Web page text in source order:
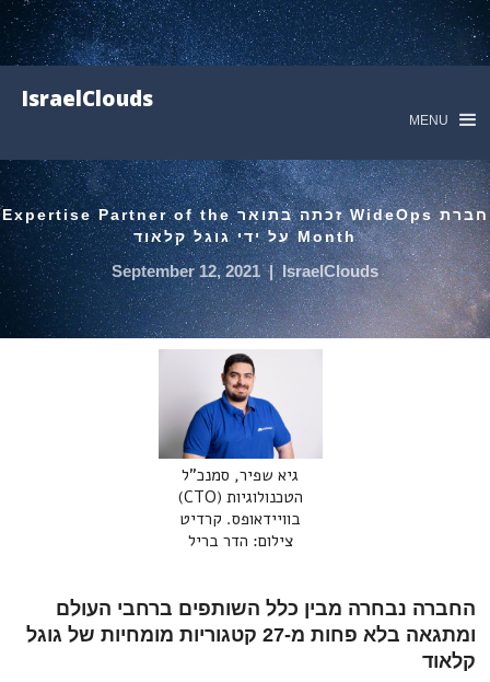
IsraelClouds
MENU
חברת WideOps זכתה בתואר Expertise Partner of the
Month על ידי גוגל קלאוד
IsraelClouds
|
September 12, 2021
גיא שפיר, סמנכ"ל
הטכנולוגיות (CTO)
בוויידאופס. קרדיט
צילום: הדר בריל
החברה נבחרה מבין כלל השותפים ברחבי העולם
ומתגאה בלא פחות מ-27 קטגוריות מומחיות של גוגל
קלאוד